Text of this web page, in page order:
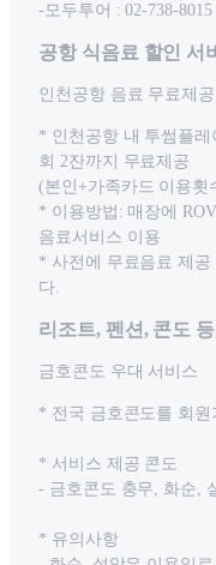
-모두투어 : 02-738-
공항 식음료 할인 서
인천공항 음료 무료제
* 인천공항 내 투썸플
회 2잔까지 무료제공
(본인+가족카드 이용횟
* 이용방법: 매장에
음료서비스 이용
* 사전에 무료음료 제공
다.
리조트, 펜션, 콘도
금호콘도 우대 서비스
* 전국 금호콘도를 회
* 서비스 제공 콘도
- 금호콘도 충무, 화순,
* 유의사항